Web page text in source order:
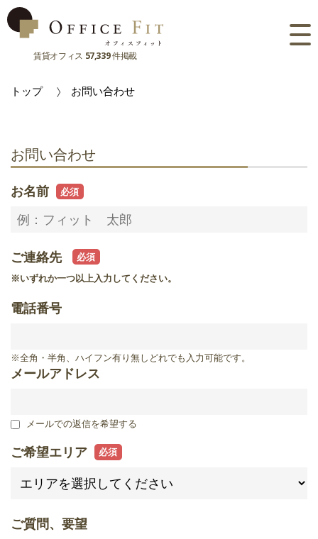
賃貸オフィス 57,339件掲載
路線
京都府
兵庫県
奈良県
滋賀県
奈良県
市区町村
兵庫県
滋賀県
閲覧履歴
トップ お問い合わせ
お問い合わせ
お名前
ご連絡先
※いずれか一つ以上入力してください。
電話番号
※全角・半角、ハイフン有り無しどれでも入力可能です。
メールアドレス
メールでの返信を希望する
ご希望エリア
ご質問、要望